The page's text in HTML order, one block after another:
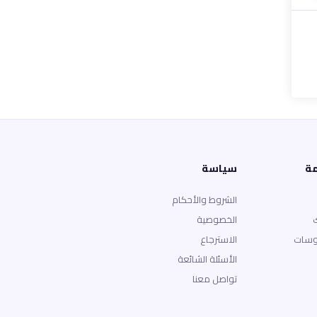
سياسة
الشروط والأحكام
الخصوصية
الاسترجاع
الأسئلة الشائعة
تواصل معنا